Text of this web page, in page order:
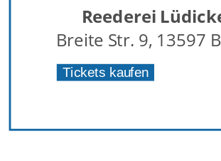
Reederei
Breite Str. 9, 13597
Tickets kaufen